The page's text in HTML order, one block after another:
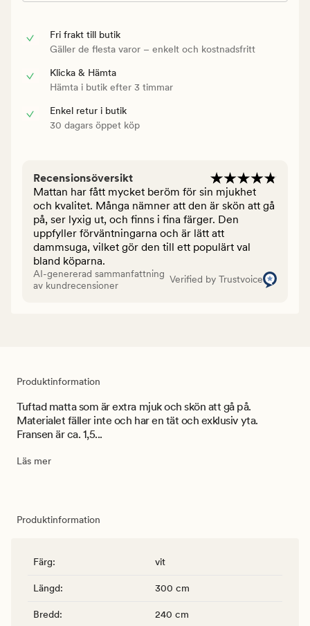
Fri frakt till butik
Gäller de flesta varor – enkelt och kostnadsfritt
Klicka & Hämta
Hämta i butik efter 3 timmar
Enkel retur i butik
30 dagars öppet köp
Recensionsöversikt
Mattan har fått mycket beröm för sin mjukhet
och kvalitet. Många nämner att den är skön att gå
på, ser lyxig ut, och finns i fina färger. Den
uppfyller förväntningarna och är lätt att
dammsuga, vilket gör den till ett populärt val
bland köparna.
AI-genererad sammanfattning
av kundrecensioner
Verified by Trustvoice
Produktinformation
Tuftad matta som är extra mjuk och skön att gå på.
Materialet fäller inte och har en tät och exklusiv yta.
Fransen är ca. 1,5...
Läs mer
Produktinformation
Färg: vit
Längd: 300 cm
Bredd: 240 cm